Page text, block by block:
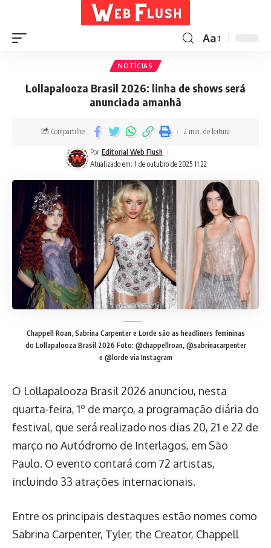
Aa
NOTÍCIAS
Lollapalooza Brasil 2026: linha de shows será
anunciada amanhã
Atualizado em: 1 de outubro de 2025 11:22
Por Editorial Web Flush
Compartilhe 2 min. de leitura
Chappell Roan, Sabrina Carpenter e Lorde são as headliners femininas
do Lollapalooza Brasil 2026 Foto: @chappellroan, @sabrinacarpenter
e @lorde via Instagram
O Lollapalooza Brasil 2026 anunciou, nesta
quarta-feira, 1º de março, a programação diária do
festival, que será realizado nos dias 20, 21 e 22 de
março no Autódromo de Interlagos, em São
Paulo. O evento contará com 72 artistas,
incluindo 33 atrações internacionais.
Entre os principais destaques estão nomes como
Sabrina Carpenter, Tyler, the Creator, Chappell